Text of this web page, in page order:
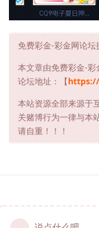
免费彩金-彩金网论坛
本文章由免费彩金-彩
论坛地址：【
本站资源全部来源于
关赌博行为一律与本
请自重！！！